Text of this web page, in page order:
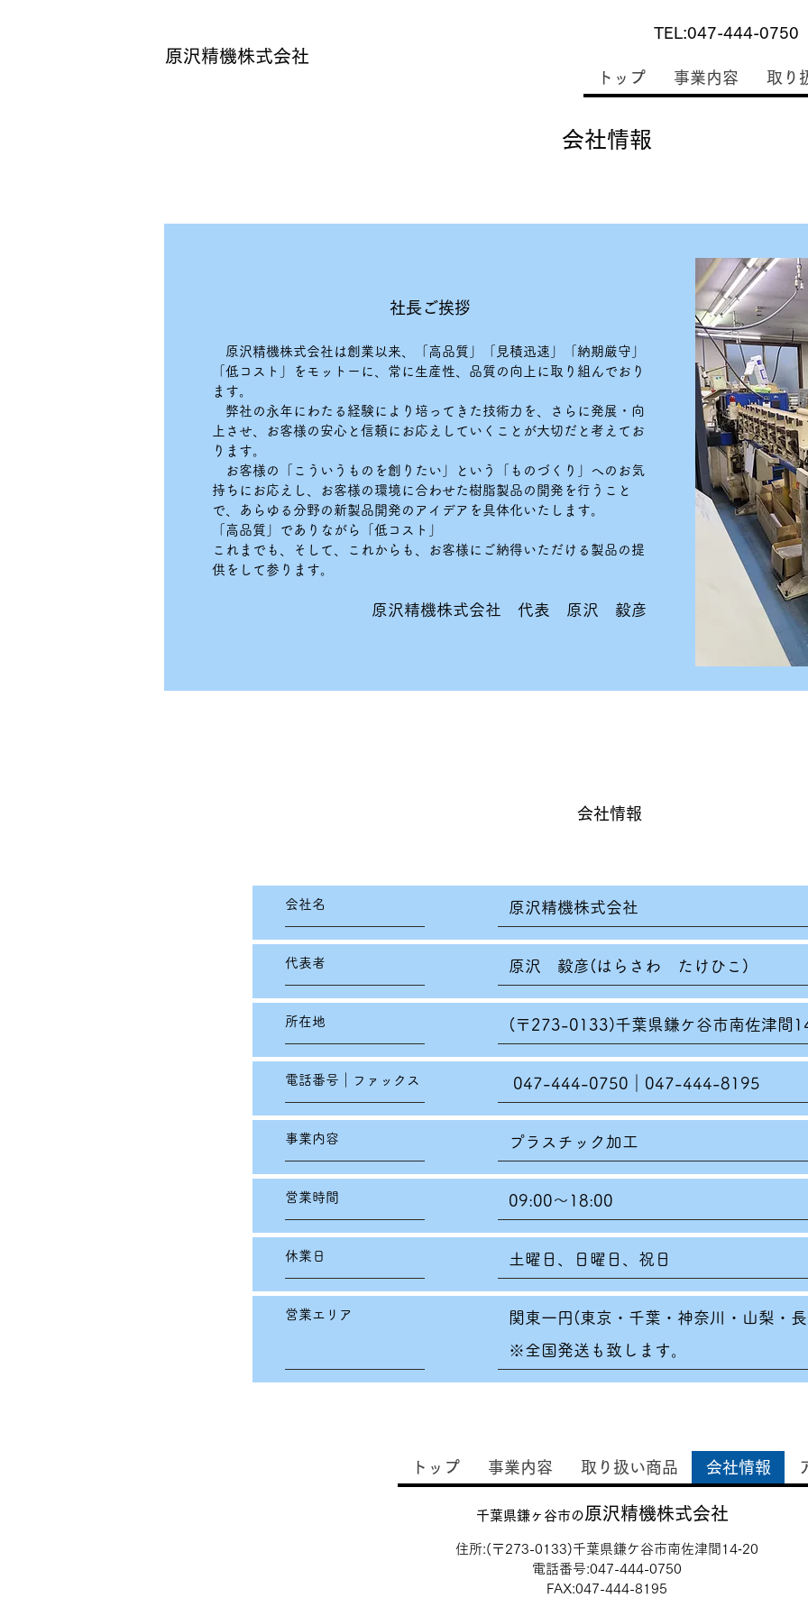
原沢精機株式会社
TEL:047-444-
トップ 事業内容 取り
会社情報
社長ご挨拶
原沢精機株式会社は創業以来、「高品質」「見積迅速」「納期厳守」
「低コスト」をモットーに、常に生産性、品質の向上に取り組んでおり
ます。
弊社の永年にわたる経験により培ってきた技術力を、さらに発展・向
上させ、お客様の安心と信頼にお応えしていくことが大切だと考えてお
ります。
お客様の「こういうものを創りたい」という「ものづくり」へのお気
持ちにお応えし、お客様の環境に合わせた樹脂製品の開発を行うこと
で、あらゆる分野の新製品開発のアイデアを具体化いたします。
「高品質」でありながら「低コスト」
これまでも、そして、これからも、お客様にご納得いただける製品の提
供をして参ります。
原沢精機株式会社 代表 原沢 毅彦
会社情報
会社名 原沢精機株式会社
代表者 原沢 毅彦(はらさわ たけひこ)
所在地 (〒273-0133)千葉県鎌ケ谷市南佐津間
電話番号｜ファックス 047-444-0750｜047-444-8195
事業内容 プラスチック加工
営業時間 09:00～18:00
休業日 土曜日、日曜日、祝日
営業エリア
関東一円(東京・千葉・神奈川・山梨・
※全国発送も致します。
トップ 事業内容 取り扱い商品 会社情報
千葉県鎌ヶ谷市の 原沢精機株式会社
住所:(〒273-0133)千葉県鎌ケ谷市南佐津間14‐20
電話番号:047-444-0750
​FAX:047-444-8195